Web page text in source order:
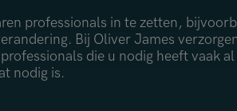
professionals in te zetten,
Bij Oliver James
die u nodig heeft vaak
nodig is.